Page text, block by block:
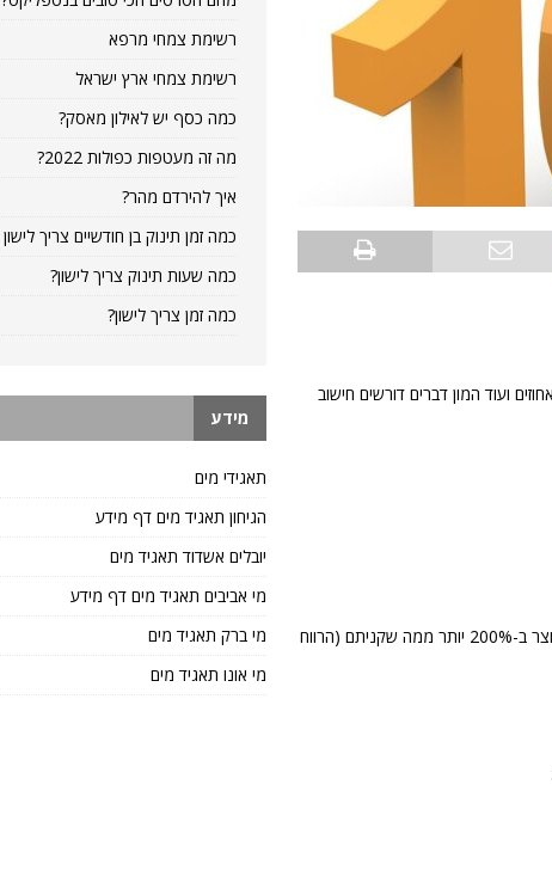
ועוד המון דברים דורשים חישוב
לדוגמא אם קניתם משהו ב-100 ש"ח ומכרתם אותו ב-200 ש"ח, הרי שמכרתם את המוצר ב-200% יותר ממה שקניתם (הרווח
רשימת צמחי מרפא
רשימת צמחי ארץ ישראל
כמה כסף יש לאילון מאסק?
מה זה מעטפות כפולות 2022?
איך להירדם מהר?
כמה זמן תינוק בן חודשיים צריך לישון
כמה שעות תינוק צריך לישון?
כמה זמן צריך לישון?
מידע
תאגידי מים
הגיחון תאגיד מים דף מידע
יובלים אשדוד תאגיד מים
מי אביבים תאגיד מים דף מידע
מי ברק תאגיד מים
מי אונו תאגיד מים